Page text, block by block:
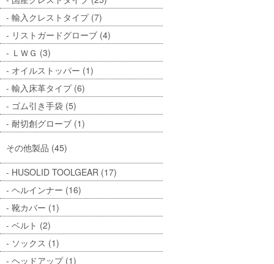
輸入クレストタイプ (7)
リストガードグローブ (4)
ＬＷＧ (3)
オイルストッパー (1)
輸入床革タイプ (6)
ゴム引き手袋 (5)
耐切創グローブ (1)
その他製品 (45)
HUSOLID TOOLGEAR (17)
ヘルインナー (16)
靴カバー (1)
ベルト (2)
ソックス (1)
ヘッドアップ (1)